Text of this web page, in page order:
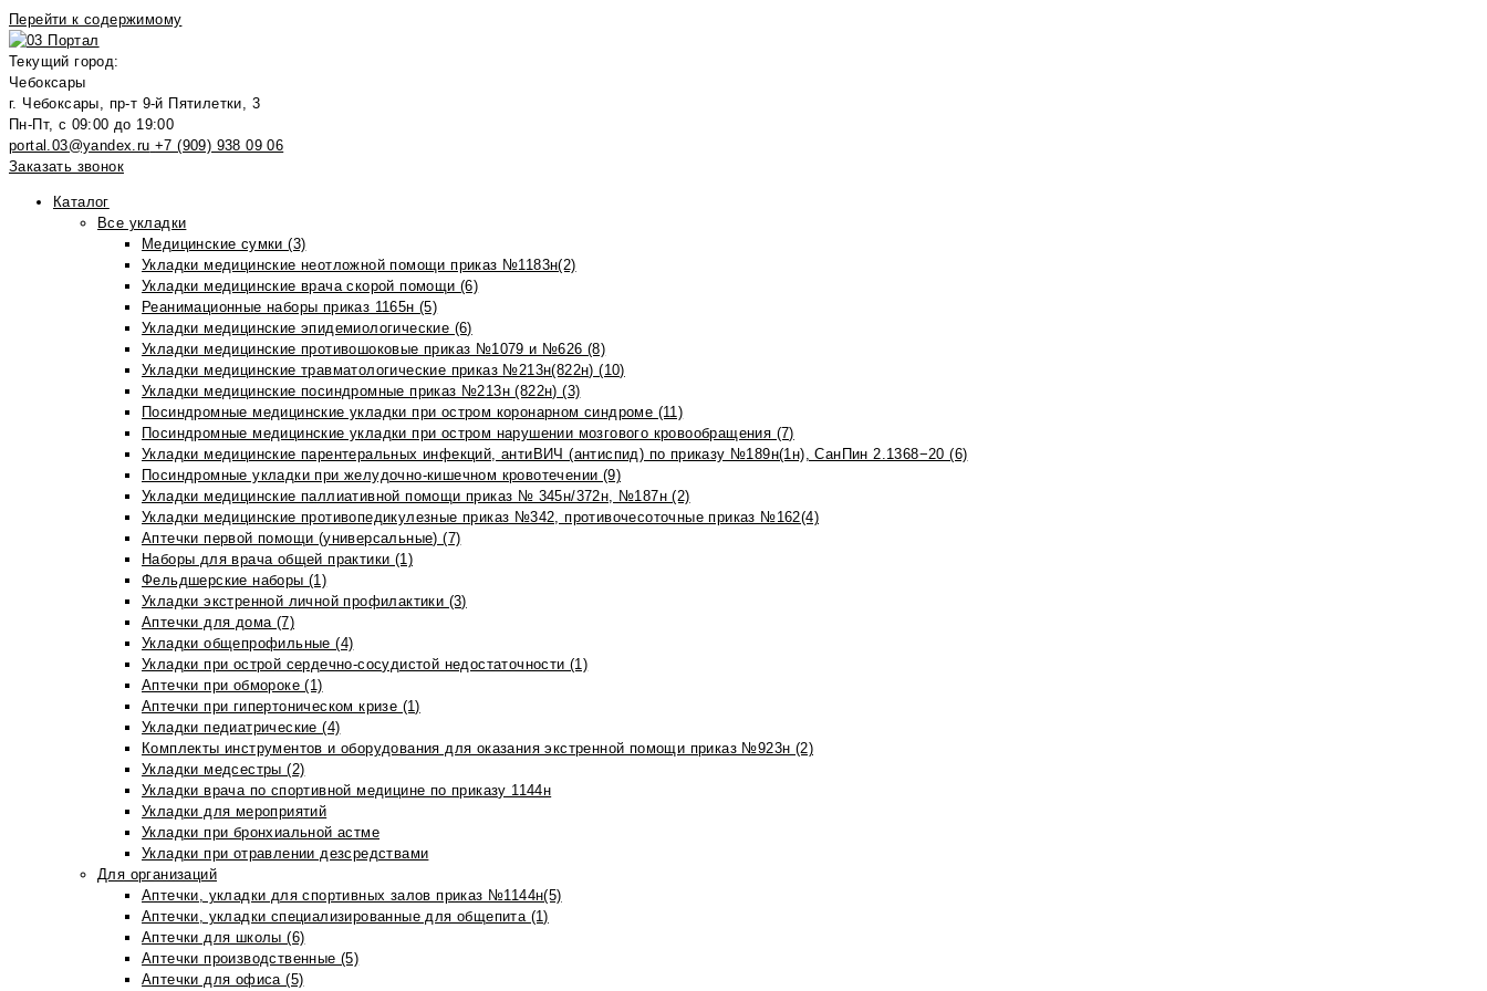
Перейти к содержимому
Текущий город:
Чебоксары
г. Чебоксары, пр-т 9-й Пятилетки, 3
Пн-Пт, с 09:00 до 19:00
portal.03@yandex.ru +7 (909) 938 09 06
Заказать звонок
Каталог
Все укладки
Медицинские сумки (3)
Укладки медицинские неотложной помощи приказ №1183н(2)
Укладки медицинские врача скорой помощи (6)
Реанимационные наборы приказ 1165н (5)
Укладки медицинские эпидемиологические (6)
Укладки медицинские противошоковые приказ №1079 и №626 (8)
Укладки медицинские травматологические приказ №213н(822н) (10)
Укладки медицинские посиндромные приказ №213н (822н) (3)
Посиндромные медицинские укладки при остром коронарном синдроме (11)
Посиндромные медицинские укладки при остром нарушении мозгового кровообращения (7)
Укладки медицинские парентеральных инфекций, антиВИЧ (антиспид) по приказу №189н(1н), СанПин 2.1368−20 (6)
Посиндромные укладки при желудочно-кишечном кровотечении (9)
Укладки медицинские паллиативной помощи приказ № 345н/372н, №187н (2)
Укладки медицинские противопедикулезные приказ №342, противочесоточные приказ №162(4)
Аптечки первой помощи (универсальные) (7)
Наборы для врача общей практики (1)
Фельдшерские наборы (1)
Укладки экстренной личной профилактики (3)
Аптечки для дома (7)
Укладки общепрофильные (4)
Укладки при острой сердечно-сосудистой недостаточности (1)
Аптечки при обмороке (1)
Аптечки при гипертоническом кризе (1)
Укладки педиатрические (4)
Комплекты инструментов и оборудования для оказания экстренной помощи приказ №923н (2)
Укладки медсестры (2)
Укладки врача по спортивной медицине по приказу 1144н
Укладки для мероприятий
Укладки при бронхиальной астме
Укладки при отравлении дезсредствами
Для организаций
Аптечки, укладки для спортивных залов приказ №1144н(5)
Аптечки, укладки специализированные для общепита (1)
Аптечки для школы (6)
Аптечки производственные (5)
Аптечки для офиса (5)